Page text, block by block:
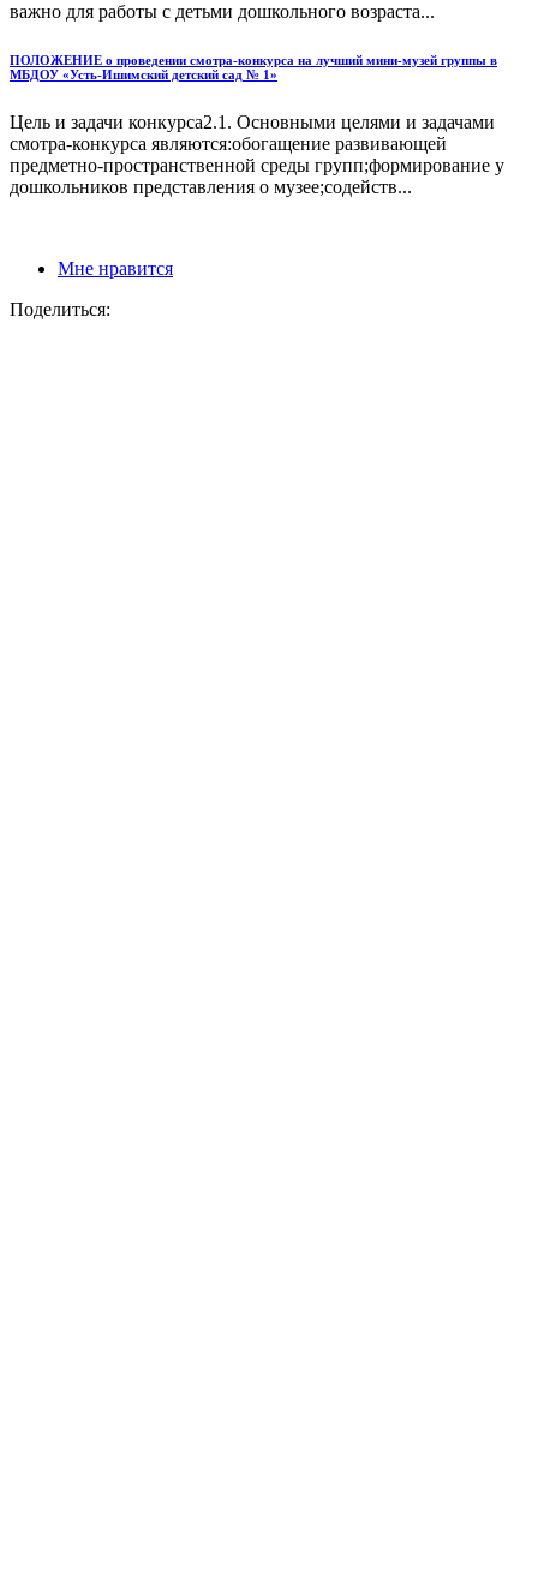
важно для работы с детьми дошкольного возраста...
ПОЛОЖЕНИЕ о проведении смотра-конкурса на лучший мини-музей группы в
МБДОУ «Усть-Ишимский детский сад № 1»
Цель и задачи конкурса2.1. Основными целями и задачами
смотра-конкурса являются:обогащение развивающей
предметно-пространственной среды групп;формирование у
дошкольников представления о музее;содейств...
Мне нравится
Поделиться: